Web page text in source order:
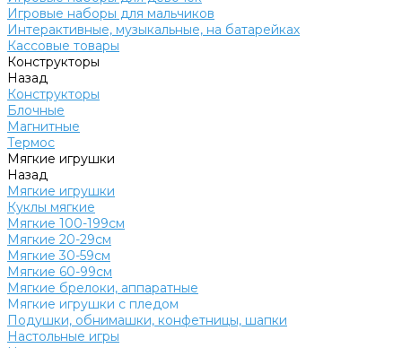
Игровые наборы для мальчиков
Интерактивные, музыкальные, на батарейках
Кассовые товары
Конструкторы
Назад
Конструкторы
Блочные
Магнитные
Термос
Мягкие игрушки
Назад
Мягкие игрушки
Куклы мягкие
Мягкие 100-199см
Мягкие 20-29см
Мягкие 30-59см
Мягкие 60-99см
Мягкие брелоки, аппаратные
Мягкие игрушки с пледом
Подушки, обнимашки, конфетницы, шапки
Настольные игры